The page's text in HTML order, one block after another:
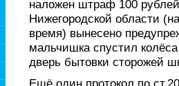
наложен штраф 100
Нижегородской области
время) вынесено
мальчишка спустил
дверь бытовки сторожей
Ещё один протокол по